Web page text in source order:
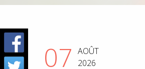
07 AOÛT
2026